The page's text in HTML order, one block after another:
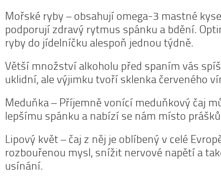
Mořské ryby – obsahují omega-3 mastné
podporují zdravý rytmus spánku a bdění.
ryby do jídelníčku alespoň jednou týdně.
Větší množství alkoholu před spaním vás
uklidní, ale výjimku tvoří sklenka červeného
Meduňka – Příjemně vonící meduňkový čaj
lepšímu spánku a nabízí se nám místo
Lipový květ – čaj z něj je oblíbený v celé
rozbouřenou mysl, snížit nervové napětí a
usínání.